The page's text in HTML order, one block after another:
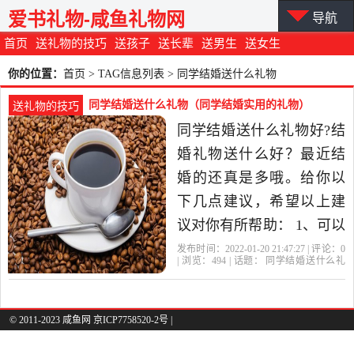
首页 送礼物的技巧 送孩子 送长辈 送男生 送女生
爱书礼物-咸鱼礼物网 导航
你的位置： 首页 > TAG信息列表 > 同学结婚送什么礼物
送礼物的技巧 同学结婚送什么礼物（同学结婚实用的礼物）
同学结婚送什么礼物好?结
婚礼物送什么好？最近结
婚的还真是多哦。给你以
下几点建议，希望以上建
议对你有所帮助： 1、可以
送一些金箔挂饰、摆件。
发布时间：2022-01-20 21:47:27 | 评论： 0
| 浏览： 494 | 话题：
同学结婚送什么礼
© 2011-2023 咸鱼网 京ICP7758520-2号 |